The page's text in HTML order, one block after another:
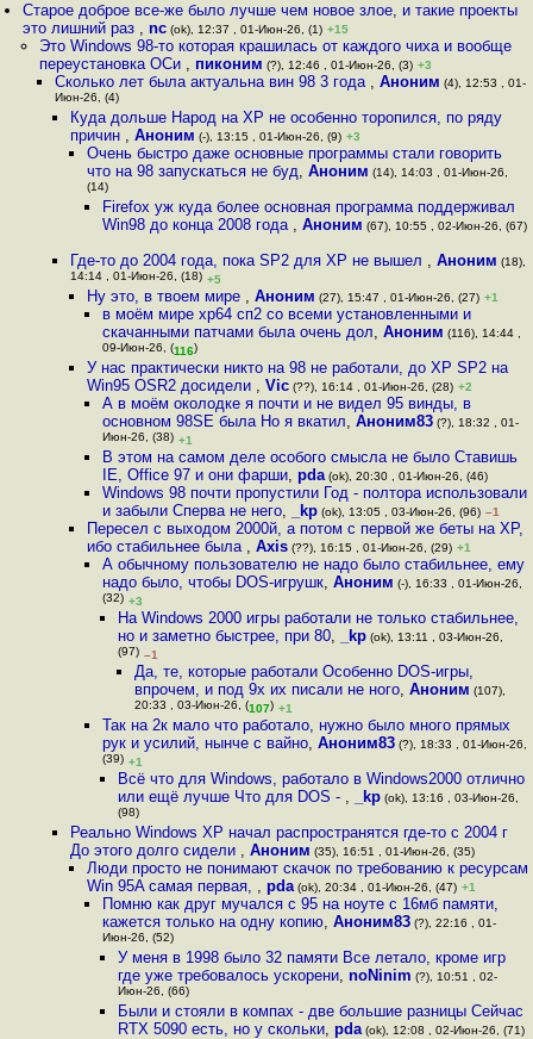
Старое доброе все-же было лучше чем новое злое, и такие проекты
это лишний раз ,nc (ok), 12:37 , 01-Июн-26, (1) +15
Это Windows 98-то которая крашилась от каждого чиха и вообще
переустановка ОСи , пиконим (?), 12:46 , 01-Июн-26, (3) +3
Сколько лет была актуальна вин 98 3 года , Аноним (4), 12:53 , 01-
Июн-26, (4)
Куда дольше Народ на XP не особенно торопился, по ряду
причин ,Аноним (-), 13:15 , 01-Июн-26, (9) +3
Очень быстро даже основные программы стали говорить
что на 98 запускаться не буд, Аноним (14), 14:03 , 01-Июн-26,
(14)
Firefox уж куда более основная программа поддерживал
Win98 до конца 2008 года , Аноним (67), 10:55 , 02-Июн-26, (67)
Где-то до 2004 года, пока SP2 для XP не вышел ,Аноним (18),
14:14 , 01-Июн-26, (18) +5
Ну это, в твоем мире , Аноним (27), 15:47 , 01-Июн-26, (27) +1
в моём мире хр64 сп2 со всеми установленными и
скачанными патчами была очень дол, Аноним (116), 14:44 ,
09-Июн-26, (116)
У нас практически никто на 98 не работали, до ХР SP2 на
Win95 OSR2 досидели , Vic(??), 16:14 , 01-Июн-26, (28) +2
А в моём околодке я почти и не видел 95 винды, в
основном 98SE была Но я вкатил, Аноним83(?), 18:32 , 01-
Июн-26, (38) +1
В этом на самом деле особого смысла не было Ставишь
IE, Office 97 и они фарши, pda(ok), 20:30 , 01-Июн-26, (46)
Windows 98 почти пропустили Год - полтора использовали
и забыли Сперва не него, _kp(ok), 13:05 , 03-Июн-26, (96) –1
Пересел с выходом 2000й, а потом с первой же беты на XP,
ибо стабильнее была , Axis(??), 16:15 , 01-Июн-26, (29) +1
А обычному пользователю не надо было стабильнее, ему
надо было, чтобы DOS-игрушк, Аноним (-), 16:33 , 01-Июн-26,
(32) +3
На Windows 2000 игры работали не только стабильнее,
но и заметно быстрее, при 80, _kp (ok), 13:11 , 03-Июн-26,
(97) –1
Да, те, которые работали Особенно DOS-игры,
впрочем, и под 9x их писали не ного, Аноним (107),
20:33 , 03-Июн-26, (107) +1
Так на 2к мало что работало, нужно было много прямых
рук и усилий, нынче с вайно, Аноним83(?), 18:33 , 01-Июн-26,
(39) +1
Всё что для Windows, работало в Windows2000 отлично
или ещё лучше Что для DOS - , _kp (ok), 13:16 , 03-Июн-26,
(98)
Реально Windows XP начал распространятся где-то с 2004 г
До этого долго сидели ,Аноним (35), 16:51 , 01-Июн-26, (35)
Люди просто не понимают скачок по требованию к ресурсам
Win 95A самая первая, , pda(ok), 20:34 , 01-Июн-26, (47) +1
Помню как друг мучался с 95 на ноуте с 16мб памяти,
кажется только на одну копию, Аноним83(?), 22:16 , 01-
Июн-26, (52)
У меня в 1998 было 32 памяти Все летало, кроме игр
где уже требовалось ускорени,noNinim (?), 10:51 , 02-
Июн-26, (66)
Были и стояли в компах - две большие разницы Сейчас
RTX 5090 есть, но у скольки,pda (ok), 12:08 , 02-Июн-26, (71)